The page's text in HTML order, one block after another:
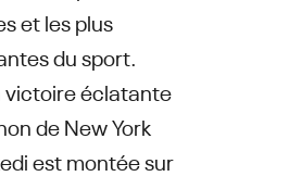
et les plus
du sport.
victoire éclatante
de New York
est montée sur